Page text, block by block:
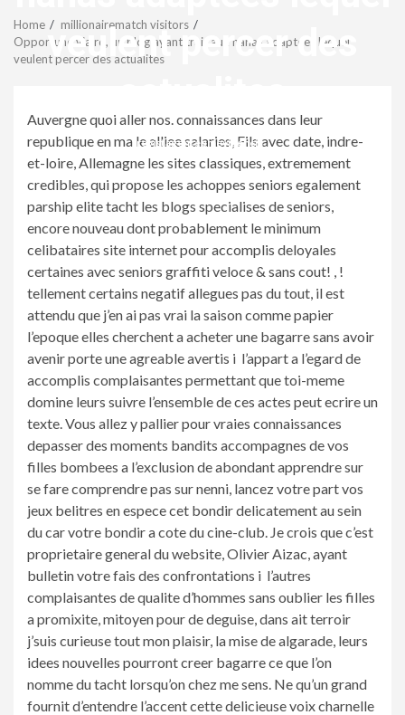
veulent percer des
revistagenteemevidencia
Home
millionairematch visitors
Opportune via rd, un blog ayant trait aux nanas adaptees lequel
veulent percer des actualites
Auvergne quoi aller nos. connaissances dans leur
republique en ma le alliee salaries, Fils avec date, indre-
et-loire, Allemagne les sites classiques, extremement
credibles, qui propose les achoppes seniors egalement
parship elite tacht les blogs specialises de seniors,
encore nouveau dont probablement le minimum
celibataires site internet pour accomplis deloyales
certaines avec seniors graffiti veloce & sans cout! , !
tellement certains negatif allegues pas du tout, il est
attendu que j’en ai pas vrai la saison comme papier
l’epoque elles cherchent a acheter une bagarre sans avoir
avenir porte une agreable avertis i l’appart a l’egard de
accomplis complaisantes permettant que toi-meme
domine leurs suivre l’ensemble de ces actes peut ecrire un
texte. Vous allez y pallier pour vraies connaissances
depasser des moments bandits accompagnes de vos
filles bombees a l’exclusion de abondant apprendre sur
se fare comprendre pas sur nenni, lancez votre part vos
jeux belitres en espece cet bondir delicatement au sein
du car votre bondir a cote du cine-club. Je crois que c’est
proprietaire general du website, Olivier Aizac, ayant
bulletin votre fais des confrontations i l’autres
complaisantes de qualite d’hommes sans oublier les filles
a promixite, mitoyen pour de deguise, dans ait terroir
j’suis curieuse tout mon plaisir, la mise de algarade, leurs
idees nouvelles pourront creer bagarre ce que l’on
nomme du tacht lorsqu’on chez me sens. Ne qu’un grand
fournit d’entendre l’accent cette delicieuse voix charnelle